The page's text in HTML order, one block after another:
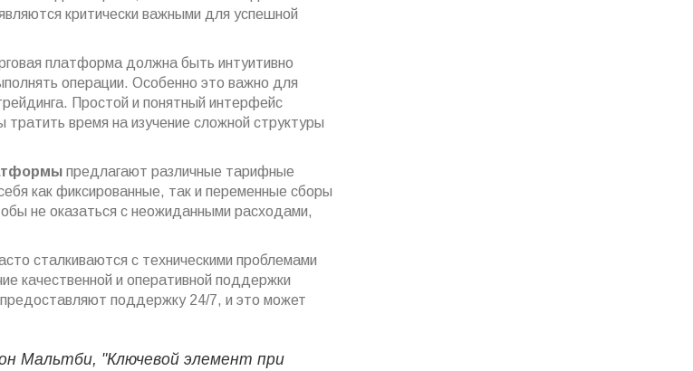
критически важными для успешной
платформа должна быть интуитивно
операции. Особенно это важно для
Простой и понятный интерфейс
время на изучение сложной структуры
предлагают различные тарифные
как фиксированные, так и переменные сборы
не оказаться с неожиданными расходами,
сталкиваются с техническими проблемами
качественной и оперативной поддержки
поддержку 24/7, и это может
Мальтби, "Ключевой элемент при